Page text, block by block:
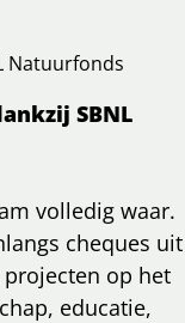
Natuurfonds
SBNL
volledig waar.
cheques uit
op het
educatie,